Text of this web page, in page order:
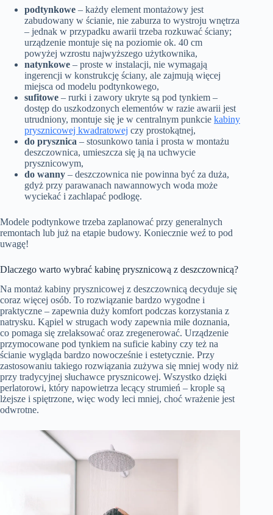
podtynkowe – każdy element montażowy jest
zabudowany w ścianie, nie zaburza to wystroju wnętrza
– jednak w przypadku awarii trzeba rozkuwać ściany;
urządzenie montuje się na poziomie ok. 40 cm
powyżej wzrostu najwyższego użytkownika,
natynkowe – proste w instalacji, nie wymagają
ingerencji w konstrukcję ściany, ale zajmują więcej
miejsca od modelu podtynkowego,
sufitowe – rurki i zawory ukryte są pod tynkiem –
dostęp do uszkodzonych elementów w razie awarii jest
utrudniony, montuje się je w centralnym punkcie kabiny
prysznicowej kwadratowej czy prostokątnej,
do prysznica – stosunkowo tania i prosta w montażu
deszczownica, umieszcza się ją na uchwycie
prysznicowym,
do wanny – deszczownica nie powinna być za duża,
gdyż przy parawanach nawannowych woda może
wyciekać i zachlapać podłogę.
Modele podtynkowe trzeba zaplanować przy generalnych
remontach lub już na etapie budowy. Koniecznie weź to pod
uwagę!
Dlaczego warto wybrać kabinę prysznicową z deszczownicą?
Na montaż kabiny prysznicowej z deszczownicą decyduje się
coraz więcej osób. To rozwiązanie bardzo wygodne i
praktyczne – zapewnia duży komfort podczas korzystania z
natrysku. Kąpiel w strugach wody zapewnia miłe doznania,
co pomaga się zrelaksować oraz zregenerować. Urządzenie
przymocowane pod tynkiem na suficie kabiny czy też na
ścianie wygląda bardzo nowocześnie i estetycznie. Przy
zastosowaniu takiego rozwiązania zużywa się mniej wody niż
przy tradycyjnej słuchawce prysznicowej. Wszystko dzięki
perlatorowi, który napowietrza lecący strumień – krople są
lżejsze i spiętrzone, więc wody leci mniej, choć wrażenie jest
odwrotne.